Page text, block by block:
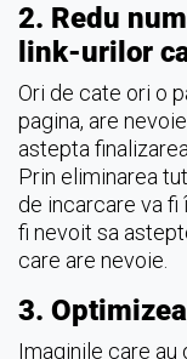
2. Redu
link-urilor
Ori de cate ori o
pagina, are
astepta
Prin eliminarea
de incarcare va fi
fi nevoit sa
care are nevoie.
3.
Imaginile care au